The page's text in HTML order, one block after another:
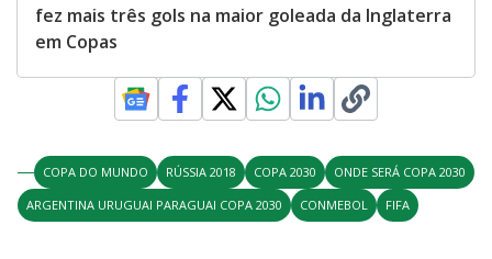
fez mais três gols na maior goleada da Inglaterra
em Copas
COPA DO MUNDO RÚSSIA 2018 COPA 2030
ONDE SERÁ COPA 2030
ARGENTINA URUGUAI PARAGUAI COPA 2030
CONMEBOL FIFA